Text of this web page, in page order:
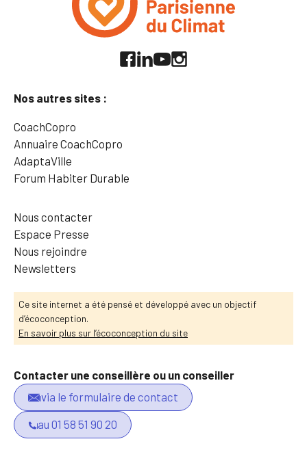
Contacter une conseillère ou un conseiller
via le formulaire de contact
au 01 58 51 90 20
Nos autres sites :
CoachCopro
Annuaire CoachCopro
AdaptaVille
Forum Habiter Durable
Nous contacter
Espace Presse
Nous rejoindre
Newsletters
Ce site internet a été pensé et développé avec un objectif
d’écoconception.
En savoir plus sur l’écoconception du site